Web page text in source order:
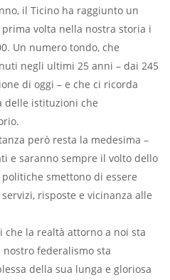
il Ticino ha raggiunto un
volta nella nostra storia i
Un numero tondo, che
negli ultimi 25 anni – dai 245
di oggi – e che ci ricorda
delle istituzioni che
però resta la medesima –
e saranno sempre il volto dello
smettono di essere
risposte e vicinanza alle
che la realtà attorno a noi sta
nostro federalismo sta
della sua lunga e gloriosa